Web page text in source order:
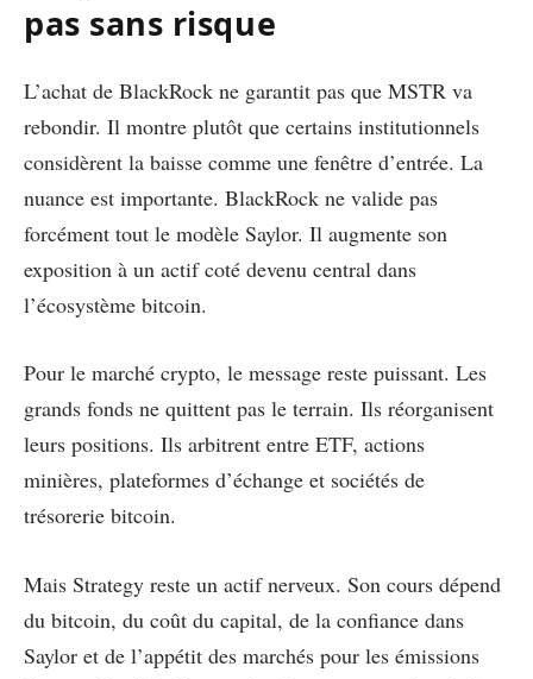
pas sans risque
L’achat de BlackRock ne garantit pas que MSTR va
rebondir. Il montre plutôt que certains institutionnels
considèrent la baisse comme une fenêtre d’entrée. La
nuance est importante. BlackRock ne valide pas
forcément tout le modèle Saylor. Il augmente son
exposition à un actif coté devenu central dans
l’écosystème bitcoin.
Pour le marché crypto, le message reste puissant. Les
grands fonds ne quittent pas le terrain. Ils réorganisent
leurs positions. Ils arbitrent entre ETF, actions
minières, plateformes d’échange et sociétés de
trésorerie bitcoin.
Mais Strategy reste un actif nerveux. Son cours dépend
du bitcoin, du coût du capital, de la confiance dans
Saylor et de l’appétit des marchés pour les émissions